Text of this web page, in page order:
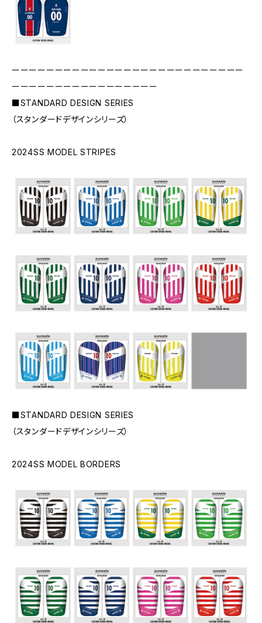
ーーーーーーーーーーーーーーーーーーーーーーーーーーー
ーーーーーーーーーーーーーーーーー
■STANDARD DESIGN SERIES
（スタンダードデザインシリーズ）
2024SS MODEL STRIPES
■STANDARD DESIGN SERIES
（スタンダードデザインシリーズ）
2024SS MODEL BORDERS